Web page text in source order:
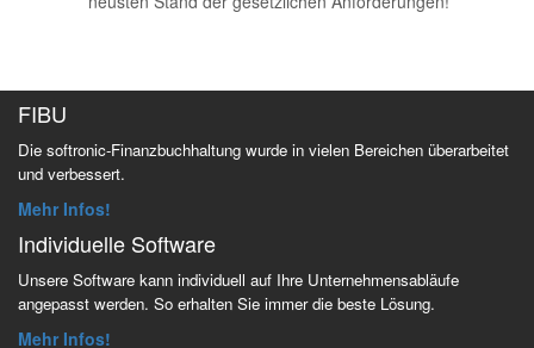
FIBU
Die softronic-Finanzbuchhaltung wurde in vielen Bereichen überarbeitet
und verbessert.
Mehr Infos!
Individuelle Software
Unsere Software kann individuell auf Ihre Unternehmensabläufe
angepasst werden. So erhalten Sie immer die beste Lösung.
Mehr Infos!